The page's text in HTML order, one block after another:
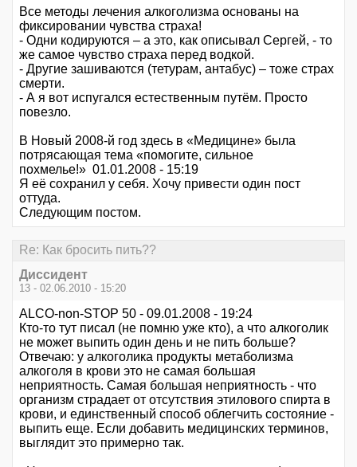
Все методы лечения алкоголизма основаны на
фиксировании чувства страха!
- Одни кодируются – а это, как описывал Сергей, - то
же самое чувство страха перед водкой.
- Другие зашиваются (тетурам, антабус) – тоже страх
смерти.
- А я вот испугался естественным путём. Просто
повезло.
В Новый 2008-й год здесь в «Медицине» была
потрясающая тема «помогите, сильное
похмелье!» 01.01.2008 - 15:19
Я её сохранил у себя. Хочу привести один пост
оттуда.
Следующим постом.
Re: Как бросить пить??
Диссидент
13 - 02.06.2010 - 15:20
ALCO-non-STOP 50 - 09.01.2008 - 19:24
Кто-то тут писал (не помню уже кто), а что алкоголик
не может выпить один день и не пить больше?
Отвечаю: у алкоголика продукты метаболизма
алкоголя в крови это не самая большая
неприятность. Самая большая неприятность - что
организм страдает от отсутствия этилового спирта в
крови, и единственный способ облегчить состояние -
выпить еще. Если добавить медицинских терминов,
выглядит это примерно так.